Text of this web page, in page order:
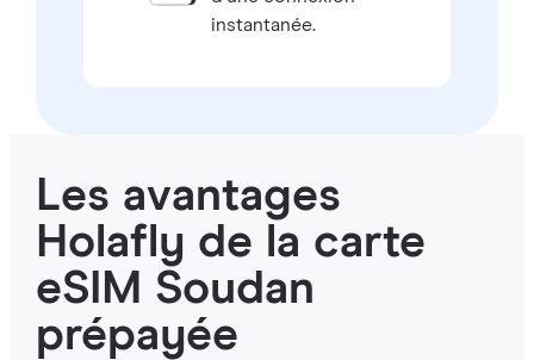
instantanée.
Les avantages
Holafly de la carte
eSIM Soudan
prépayée